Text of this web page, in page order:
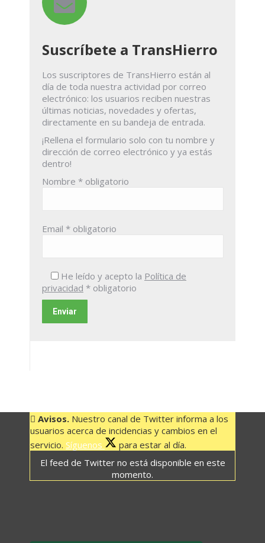
Suscríbete a TransHierro
Los suscriptores de TransHierro están al
día de toda nuestra actividad por correo
electrónico: los usuarios reciben nuestras
últimas noticias, novedades y ofertas,
directamente en su bandeja de entrada.
¡Rellena el formulario solo con tu nombre y
dirección de correo electrónico y ya estás
dentro!
Nombre * obligatorio
Email * obligatorio
He leído y acepto la Política de
privacidad * obligatorio
Avisos. Nuestro canal de Twitter informa a los
usuarios acerca de incidencias y cambios en el
servicio. Síguenos
para estar al día.
El feed de Twitter no está disponible en este
momento.